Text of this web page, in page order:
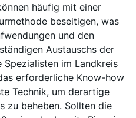
häufig mit einer
beseitigen, was
und den
Austauschs der
Spezialisten im Landkreis
erforderliche Know-how
Technik, um derartige
zu beheben. Sollten die